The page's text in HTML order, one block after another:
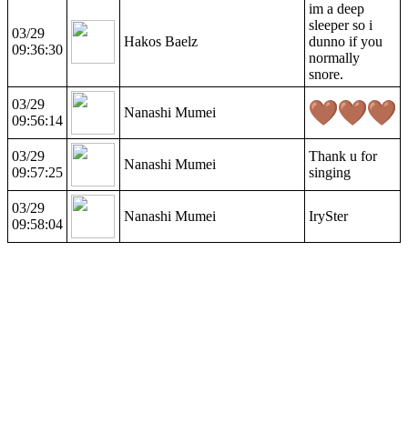
03/29
09:36:30
Hakos Baelz
im a deep
sleeper so i
dunno if you
normally
snore.
03/29
09:56:14
Nanashi Mumei
03/29
09:57:25
Nanashi Mumei
Thank u for
singing
03/29
09:58:04
Nanashi Mumei IrySter